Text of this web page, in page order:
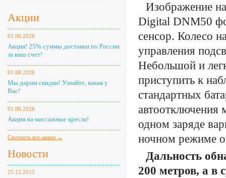
Акции
01.08.2026
Акция! 25% суммы доставки по России
за наш счет!
01.08.2026
Мы дарим скидки! Узнайте, какая у
Вас!
01.08.2026
Акция на массажные кресла!
Смотреть все акции →
Новости
25.12.2025
Изображение
Digital DNM50
сенсор. Колесо
управления
Небольшой и
приступить к
стандартных
автоотключения
одном заряде
ночном режиме
Дальность
200 метров, а в